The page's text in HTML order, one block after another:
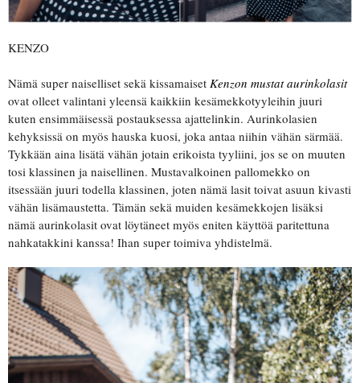
KENZO
Nämä super naiselliset sekä kissamaiset Kenzon mustat aurinkolasit
ovat olleet valintani yleensä kaikkiin kesämekkotyyleihin juuri
kuten ensimmäisessä postauksessa ajattelinkin. Aurinkolasien
kehyksissä on myös hauska kuosi, joka antaa niihin vähän särmää.
Tykkään aina lisätä vähän jotain erikoista tyyliini, jos se on muuten
tosi klassinen ja naisellinen. Mustavalkoinen pallomekko on
itsessään juuri todella klassinen, joten nämä lasit toivat asuun kivasti
vähän lisämaustetta. Tämän sekä muiden kesämekkojen lisäksi
nämä aurinkolasit ovat löytäneet myös eniten käyttöä paritettuna
nahkatakkini kanssa! Ihan super toimiva yhdistelmä.